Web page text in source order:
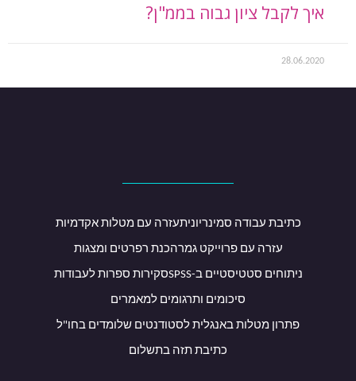
איך לקבל ציון גבוה בממ"ן?
28.06.2020
כתיבת עבודה סמינריוניתעזרה עם מטלות אקדמיות
עזרה עם פרוייקט גמרהכנת רפרטים ומצגות
ניתוחים סטטיסטיים ב-SPSS סקירות ספרות לעבודות
סיכומים ותרגומים למאמרים
פתרון מטלות באנגלית לסטודנטים שלומדים בחו"ל
כתיבת תזה בתשלום